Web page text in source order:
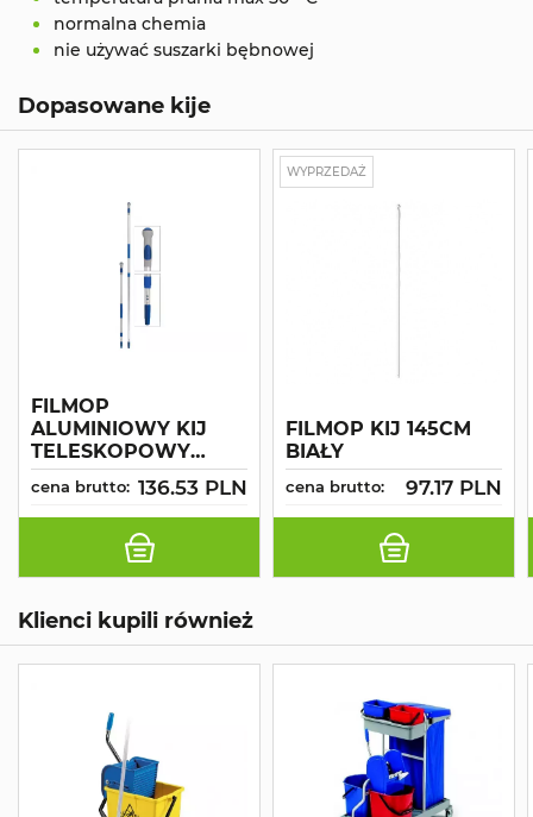
normalna chemia
nie używać suszarki bębnowej
Dopasowane kije
FILMOP
ALUMINIOWY KIJ
TELESKOPOWY
ERGONOMICZNY
UCHWYT 2-
ELEMENTY Z
GWINTEM NIEBIESKI
cena brutto: 136.53 PLN
WYPRZEDAŻ
FILMOP KIJ 145CM
BIAŁY
cena brutto: 97.17 PLN
Klienci kupili również